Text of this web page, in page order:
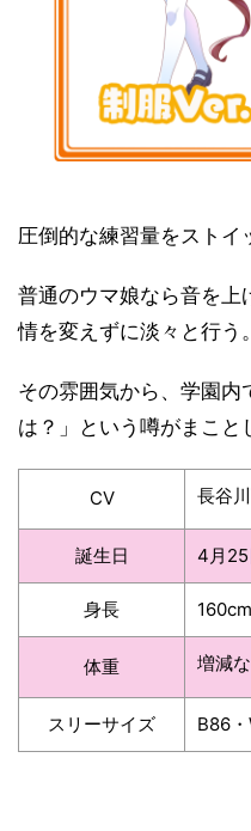
圧倒的な練習量をストイ
普通のウマ娘なら音を上
情を変えずに淡々と行う。
その雰囲気から、学園
は？」という噂がまこと
CV 長谷
誕生日 4月25
身長 160cm
体重 増減
スリーサイズ B86